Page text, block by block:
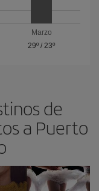
Marzo
29º /23º
de
a Puerto